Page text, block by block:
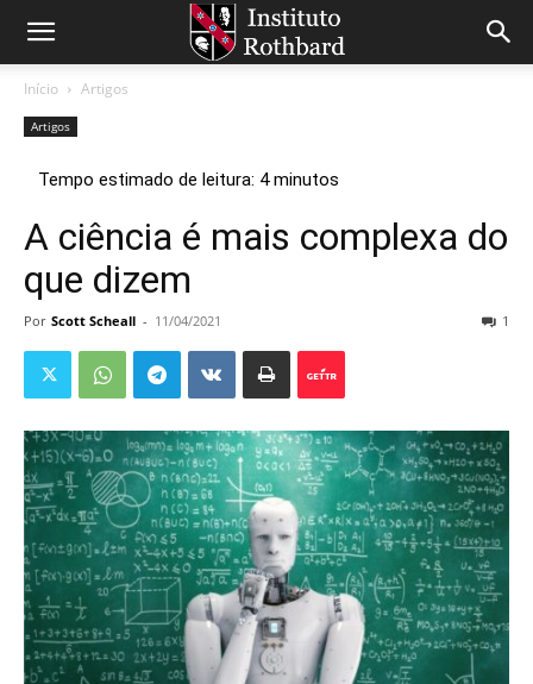
Início Artigos
Artigos
A ciência é mais complexa do
que dizem
Por Scott Scheall - 11/04/2021 1